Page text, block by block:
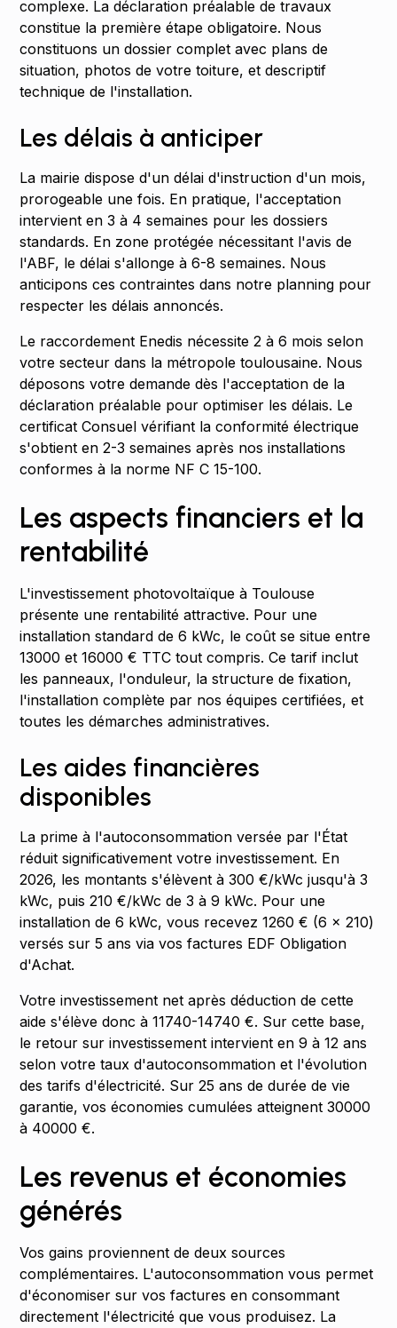
complexe. La déclaration préalable de travaux
constitue la première étape obligatoire. Nous
constituons un dossier complet avec plans de
situation, photos de votre toiture, et descriptif
technique de l'installation.
Les délais à anticiper
La mairie dispose d'un délai d'instruction d'un mois,
prorogeable une fois. En pratique, l'acceptation
intervient en 3 à 4 semaines pour les dossiers
standards. En zone protégée nécessitant l'avis de
l'ABF, le délai s'allonge à 6-8 semaines. Nous
anticipons ces contraintes dans notre planning pour
respecter les délais annoncés.
Le raccordement Enedis nécessite 2 à 6 mois selon
votre secteur dans la métropole toulousaine. Nous
déposons votre demande dès l'acceptation de la
déclaration préalable pour optimiser les délais. Le
certificat Consuel vérifiant la conformité électrique
s'obtient en 2-3 semaines après nos installations
conformes à la norme NF C 15-100.
Les aspects financiers et la
rentabilité
L'investissement photovoltaïque à Toulouse
présente une rentabilité attractive. Pour une
installation standard de 6 kWc, le coût se situe entre
13000 et 16000 € TTC tout compris. Ce tarif inclut
les panneaux, l'onduleur, la structure de fixation,
l'installation complète par nos équipes certifiées, et
toutes les démarches administratives.
Les aides financières
disponibles
La prime à l'autoconsommation versée par l'État
réduit significativement votre investissement. En
2026, les montants s'élèvent à 300 €/kWc jusqu'à 3
kWc, puis 210 €/kWc de 3 à 9 kWc. Pour une
installation de 6 kWc, vous recevez 1260 € (6 × 210)
versés sur 5 ans via vos factures EDF Obligation
d'Achat.
Votre investissement net après déduction de cette
aide s'élève donc à 11740-14740 €. Sur cette base,
le retour sur investissement intervient en 9 à 12 ans
selon votre taux d'autoconsommation et l'évolution
des tarifs d'électricité. Sur 25 ans de durée de vie
garantie, vos économies cumulées atteignent 30000
à 40000 €.
Les revenus et économies
générés
Vos gains proviennent de deux sources
complémentaires. L'autoconsommation vous permet
d'économiser sur vos factures en consommant
directement l'électricité que vous produisez. La